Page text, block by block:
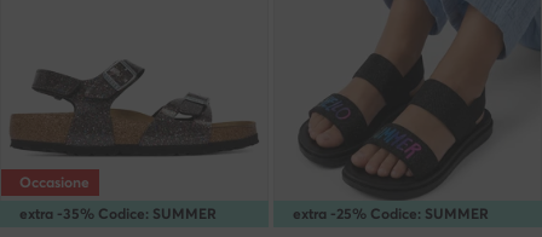
extra -35% Codice: SUMMER
Occasione
extra -25% Codice: SUMMER